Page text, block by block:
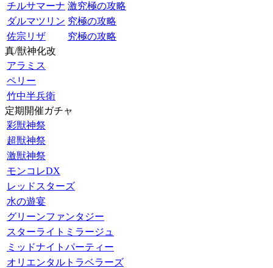
チルサマーナ 激究極の攻略
ダルマツリン 究極の攻略
佐宗リザ
究極の攻略
真/獣神化改
アラミス
ペリー
竹中半兵衛
定期開催ガチャ
彩獣神祭
超獣神祭
激獣神祭
モンコレDX
レッドスターズ
水の遊宴
グリーンファンタジー
スターライトミラージュ
ミッドナイトパーティー
オリエンタルトラベラーズ